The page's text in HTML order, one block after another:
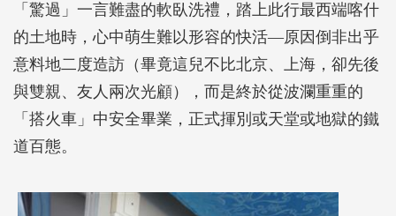
「驚過」一言難盡的軟臥洗禮，踏上此行最西端喀什
的土地時，心中萌生難以形容的快活―原因倒非出乎
意料地二度造訪（畢竟這兒不比北京、上海，卻先後
與雙親、友人兩次光顧），而是終於從波瀾重重的
「搭火車」中安全畢業，正式揮別或天堂或地獄的鐵
道百態。